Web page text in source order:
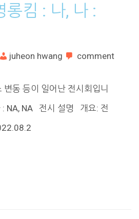
롱킴 : 나, 나 :
juheon hwang comment
동 등이 일어난 전시회입니
: NA, NA 전시 설명 개요: 전